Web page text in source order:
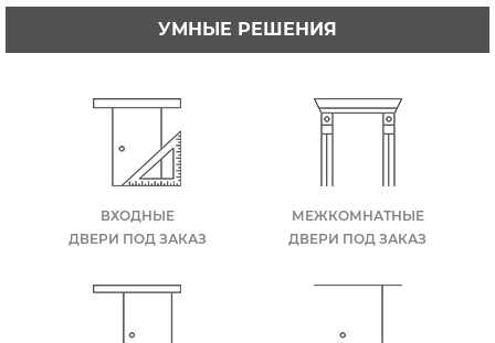
УМНЫЕ РЕШЕНИЯ
ВХОДНЫЕ
ДВЕРИ ПОД ЗАКАЗ
МЕЖКОМНАТНЫЕ
ДВЕРИ ПОД ЗАКАЗ